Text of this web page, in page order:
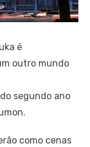
é
outro mundo
segundo ano
como cenas